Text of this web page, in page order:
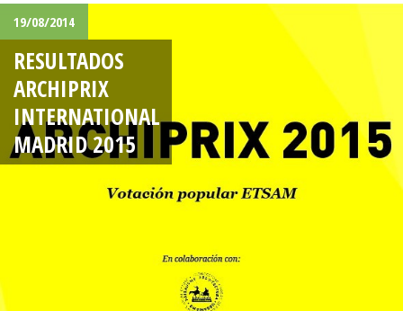
19/08/2014
RESULTADOS
ARCHIPRIX
INTERNATIONAL
MADRID 2015